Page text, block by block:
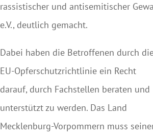
rassistischer und antisemitischer
e.V., deutlich gemacht.
Dabei haben die Betroffenen durch
EU-Opferschutzrichtlinie ein Recht
darauf, durch Fachstellen beraten und
unterstützt zu werden. Das Land
Mecklenburg-Vorpommern muss